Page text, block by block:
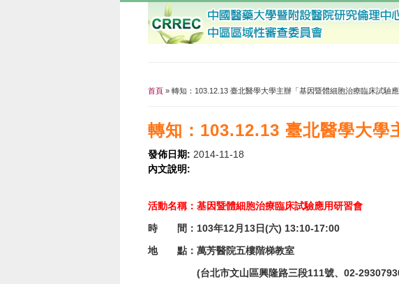
首頁 » 轉知：103.12.13 臺北醫學大學主辦「基因暨體細胞治療臨床試驗應
轉知：103.12.13 臺北醫學大學
發佈日期: 2014-11-18
內文說明:
活動名稱：基因暨體細胞治療臨床試驗應用研習會
時 間：103年12月13日(六) 13:10-17:00
地 點：萬芳醫院五樓階梯教室
(台北市文山區興隆路三段111號、02-